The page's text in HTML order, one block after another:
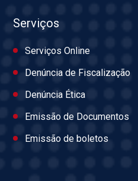
Serviços
Serviços Online
Denúncia de Fiscalização
Denúncia Ética
Emissão de Documentos
Emissão de boletos